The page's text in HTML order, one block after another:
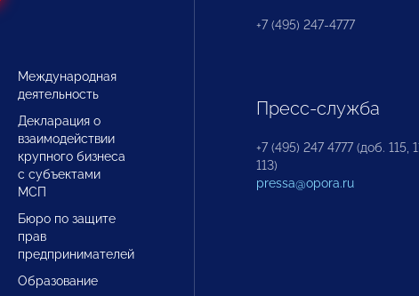
Международная
деятельность
Декларация о
взаимодействии
крупного бизнеса
с субъектами
МСП
Бюро по защите
прав
предпринимателей
Образование
+7 (495) 247-4777
Пресс-служба
+7 (495) 247 4777 (доб. 115,
113)
pressa@opora.ru